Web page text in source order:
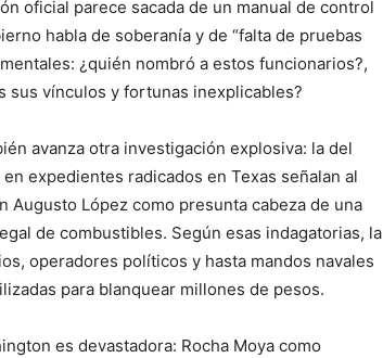
oficial parece sacada de un manual de control
habla de soberanía y de “falta de pruebas
¿quién nombró a estos funcionarios?,
sus vínculos y fortunas inexplicables?
avanza otra investigación explosiva: la del
expedientes radicados en Texas señalan al
Augusto López como presunta cabeza de una
de combustibles. Según esas indagatorias, la
operadores políticos y hasta mandos navales
para blanquear millones de pesos.
es devastadora: Rocha Moya como